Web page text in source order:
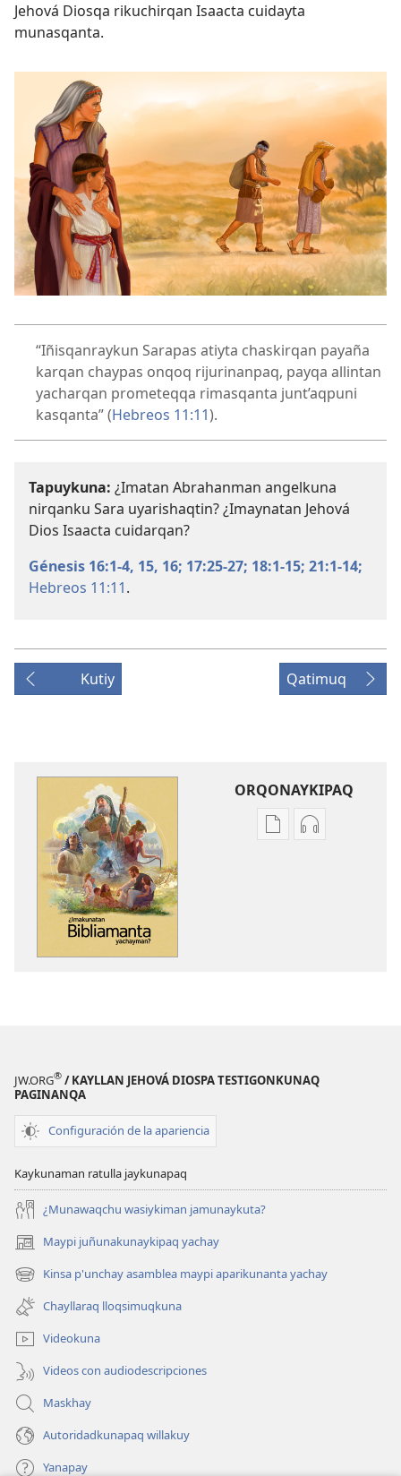
Jehová Diosqa rikuchirqan Isaacta cuidayta
munasqanta.
“Iñisqanraykun Sarapas atiyta chaskirqan payaña
karqan chaypas onqoq rijurinanpaq, payqa allintan
yacharqan prometeqqa rimasqanta junt’aqpuni
kasqanta” (Hebreos 11:11).
Tapuykuna: ¿Imatan Abrahanman angelkuna
nirqanku Sara uyarishaqtin? ¿Imaynatan Jehová
Dios Isaacta cuidarqan?
Génesis 16:1-4, 15, 16; 17:25-27; 18:1-15; 21:1-14;
Hebreos 11:11.
Kutiy Qatimuq
ORQONAYKIPAQ
Kaypi Kaypin
JW.ORG® / KAYLLAN JEHOVÁ DIOSPA TESTIGONKUNAQ
PAGINANQA
Configuración de la apariencia
Kaykunaman ratulla jaykunapaq
¿Munawaqchu wasiykiman jamunaykuta?
Maypi juñunakunaykipaq yachay
(abre
una
nueva
ventana)
Kinsa p'unchay asamblea maypi aparikunanta yachay
(abre
una
nueva
ventana)
Chayllaraq lloqsimuqkuna
Videokuna
Videos con audiodescripciones
Maskhay
Autoridadkunapaq willakuy
Yanapay